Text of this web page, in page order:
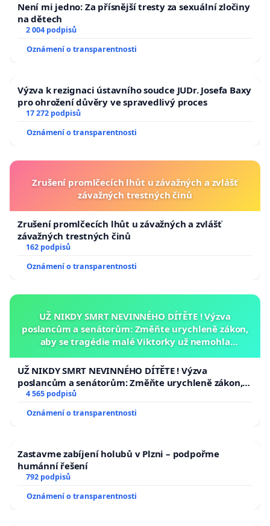
Není mi jedno: Za přísnější tresty za sexuální zločiny
na dětech
2 004 podpisů
Oznámení o transparentnosti
Výzva k rezignaci ústavního soudce JUDr. Josefa Baxy
pro ohrožení důvěry ve spravedlivý proces
17 272 podpisů
Oznámení o transparentnosti
Zrušení promlčecích lhůt u závažných a zvlášť
závažných trestných činů
Zrušení promlčecích lhůt u závažných a zvlášť
závažných trestných činů
162 podpisů
Oznámení o transparentnosti
UŽ NIKDY SMRT NEVINNÉHO DÍTĚTE ! Výzva
poslancům a senátorům: Změňte urychleně zákon,
aby se tragédie malé Viktorky už nemohla
UŽ NIKDY SMRT NEVINNÉHO DÍTĚTE ! Výzva
poslancům a senátorům: Změňte urychleně zákon,
aby se tragédie malé Viktorky už nemohla opakovat!
4 565 podpisů
Oznámení o transparentnosti
Zastavme zabíjení holubů v Plzni – podpořme
humánní řešení
792 podpisů
Oznámení o transparentnosti